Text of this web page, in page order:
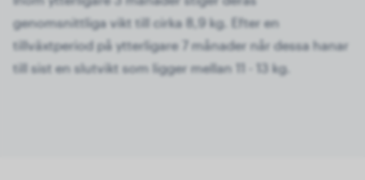
genomsnittliga vikt till cirka 8,9 kg. Efter en
tillväxtperiod på ytterligare 7 månader når dessa hanar
till sist en slutvikt som ligger mellan 11 - 13 kg.